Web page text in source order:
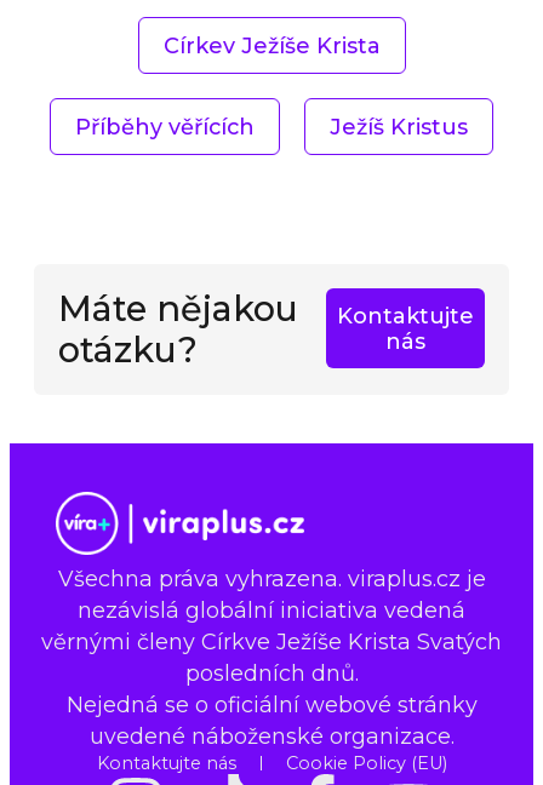
Církev Ježíše Krista
Příběhy věřících Ježíš Kristus
Máte nějakou
otázku?
Kontaktujte
nás
Všechna práva vyhrazena. viraplus.cz je
nezávislá globální iniciativa vedená
věrnými členy Církve Ježíše Krista Svatých
posledních dnů.
Nejedná se o oficiální webové stránky
uvedené náboženské organizace.
Kontaktujte nás Cookie Policy (EU)